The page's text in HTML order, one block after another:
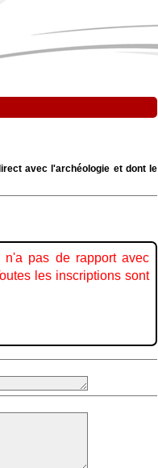
avec l'archéologie et dont le
pas de rapport avec
les inscriptions sont